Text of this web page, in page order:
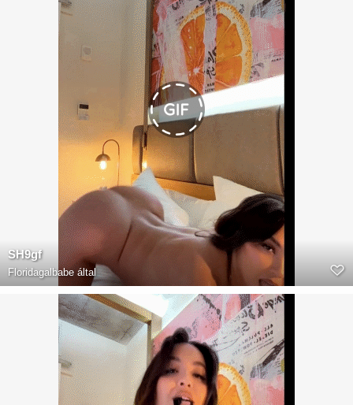
SH9gf
Floridagalbabeáltal